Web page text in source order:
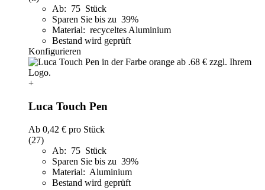
Ab: 75 Stück
Sparen Sie bis zu 39%
Material: recyceltes Aluminium
Bestand wird geprüft
Konfigurieren
+
Luca Touch Pen
Ab 0,42 € pro Stück
(27)
Ab: 75 Stück
Sparen Sie bis zu 39%
Material: Aluminium
Bestand wird geprüft